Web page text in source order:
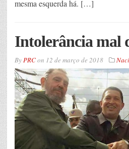
mesma esquerda há. […]
Intolerância mal
By PRCon 12 de março de 2018